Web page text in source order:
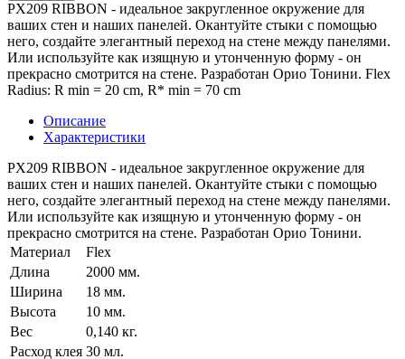
PX209 RIBBON - идеальное закругленное окружение для
ваших стен и наших панелей. Окантуйте стыки с помощью
него, создайте элегантный переход на стене между панелями.
Или используйте как изящную и утонченную форму - он
прекрасно смотрится на стене. Разработан Орио Тонини. Flex
Radius: R min = 20 cm, R* min = 70 cm
Описание
Характеристики
PX209 RIBBON - идеальное закругленное окружение для
ваших стен и наших панелей. Окантуйте стыки с помощью
него, создайте элегантный переход на стене между панелями.
Или используйте как изящную и утонченную форму - он
прекрасно смотрится на стене. Разработан Орио Тонини.
Материал
Flex
Длина
2000 мм.
Ширина
18 мм.
Высота
10 мм.
Вес
0,140 кг.
Расход клея 30 мл.